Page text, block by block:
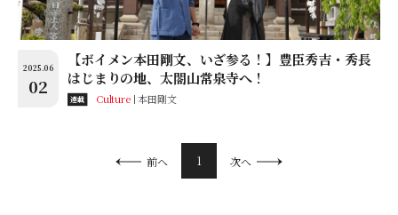
2025.06
02
【ボイメン本田剛文、いざ参る！】豊臣秀吉・秀長
はじまりの地、太閤山常泉寺へ！
連載 Culture 本田剛文
前へ 1 次へ